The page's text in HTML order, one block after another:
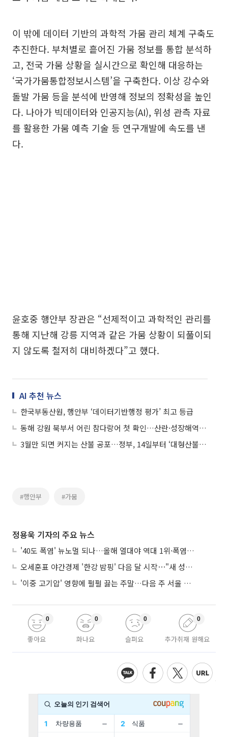
이 밖에 데이터 기반의 과학적 가뭄 관리 체계 구축도
추진한다. 부처별로 흩어진 가뭄 정보를 통합 분석하
고, 전국 가뭄 상황을 실시간으로 확인해 대응하는
‘국가가뭄통합정보시스템’을 구축한다. 이상 강수와
돌발 가뭄 등을 분석에 반영해 정보의 정확성을 높인
다. 나아가 빅데이터와 인공지능(AI), 위성 관측 자료
를 활용한 가뭄 예측 기술 등 연구개발에 속도를 낸
다.
윤호중 행안부 장관은 “선제적이고 과학적인 관리를
통해 지난해 강릉 지역과 같은 가뭄 상황이 되풀이되
지 않도록 철저히 대비하겠다”고 했다.
AI 추천 뉴스
한국부동산원, 행안부 ‘데이터기반행정 평가’ 최고 등급
동해 강원 북부서 어린 참다랑어 첫 확인…산란·성장해역 확장 신호
3월만 되면 커지는 산불 공포…정부, 14일부터 ‘대형산불 특별대책’ 가동
#행안부 #가뭄
정용욱 기자의 주요 뉴스
'40도 폭염' 뉴노멀 되나…올해 열대야 역대 1위·폭염일수 평년 3배 넘어
오세훈표 야간경제 '한강 밤핑' 다음 달 시작⋯"새 성장동력 만들 것"
'이중 고기압' 영향에 펄펄 끓는 주말…다음 주 서울 포함 서쪽이 더 덥다
좋아요
0
화나요
0
슬퍼요
0
추가취재 원해요
0